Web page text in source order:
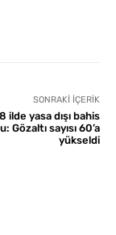
SONRAKI İÇERIK
8 ilde yasa dışı bahis
Gözaltı sayısı 60’a
yükseldi